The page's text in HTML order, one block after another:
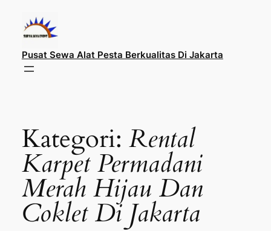
konten
Pusat Sewa Alat Pesta Berkualitas Di Jakarta
Kategori: Rental
Karpet Permadani
Merah Hijau Dan
Coklet Di Jakarta